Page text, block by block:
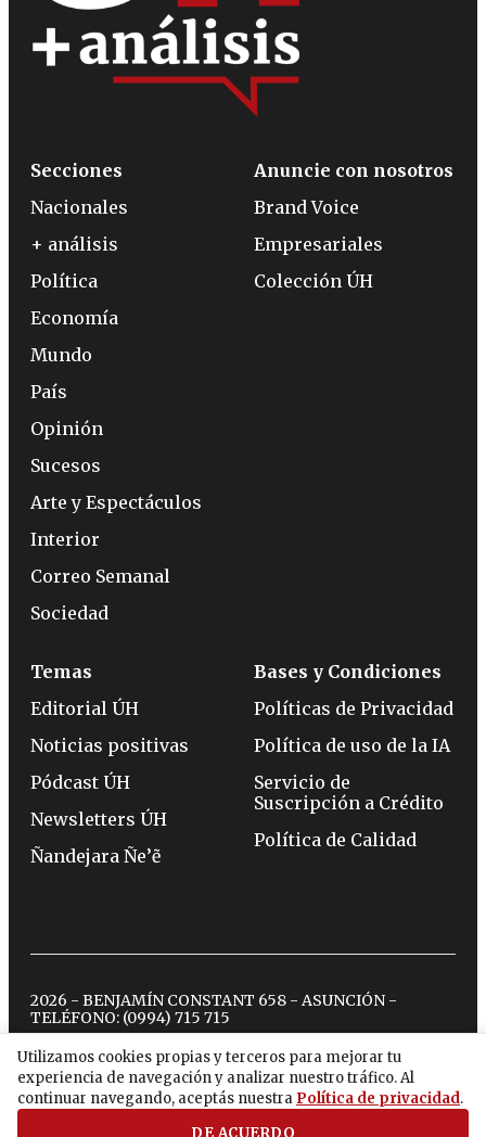
Utilizamos cookies propias y terceros para mejorar tu
experiencia de navegación y analizar nuestro tráfico. Al
continuar navegando, aceptás nuestra Política de privacidad.
DE ACUERDO
Secciones
Nacionales
+ análisis
Política
Economía
Mundo
País
Opinión
Sucesos
Arte y Espectáculos
Interior
Correo Semanal
Sociedad
Anuncie con nosotros
Brand Voice
Empresariales
Colección ÚH
Temas
Editorial ÚH
Noticias positivas
Pódcast ÚH
Newsletters ÚH
Ñandejara Ñe’ẽ
Bases y Condiciones
Políticas de Privacidad
Política de uso de la IA
Servicio de
Suscripción a Crédito
Política de Calidad
2026 - BENJAMÍN CONSTANT 658 - ASUNCIÓN -
TELÉFONO: (0994) 715 715
twitterinstagram
facebook
tiktokyoutubespotify